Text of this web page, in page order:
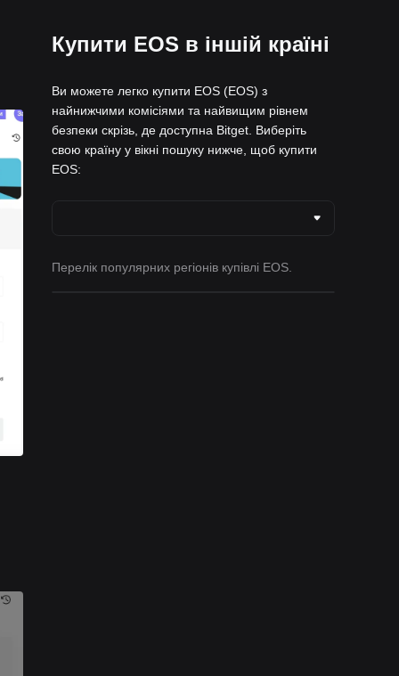
Купити EOS в іншій країні
Ви можете легко купити EOS (EOS) з
найнижчими комісіями та найвищим рівнем
безпеки скрізь, де доступна Bitget. Виберіть
свою країну у вікні пошуку нижче, щоб купити
EOS:
Перелік популярних регіонів купівлі EOS.